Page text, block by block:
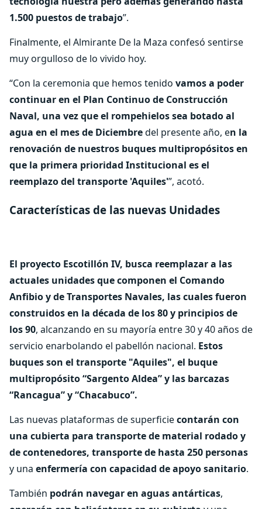
1.500 puestos de trabajo”.
Finalmente, el Almirante De la Maza confesó sentirse
muy orgulloso de lo vivido hoy.
“Con la ceremonia que hemos tenido vamos a poder
continuar en el Plan Continuo de Construcción
Naval, una vez que el rompehielos sea botado al
agua en el mes de Diciembredel presente año, en la
renovación de nuestros buques multipropósitos en
que la primera prioridad Institucional es el
reemplazo del transporte 'Aquiles'”, acotó.
Características de las nuevas Unidades
El proyecto Escotillón IV, busca reemplazar a las
actuales unidades que componen el Comando
Anfibio y de Transportes Navales, las cuales fueron
construidos en la década de los 80 y principios de
los 90, alcanzando en su mayoría entre 30 y 40 años de
servicio enarbolando el pabellón nacional. Estos
buques son el transporte "Aquiles", el buque
multipropósito “Sargento Aldea” y las barcazas
“Rancagua” y “Chacabuco”.
Las nuevas plataformas de superficiecontarán con
una cubierta para transporte de material rodado y
de contenedores, transporte de hasta 250 personas
y una enfermería con capacidad de apoyo sanitario.
También podrán navegar en aguas antárticas,